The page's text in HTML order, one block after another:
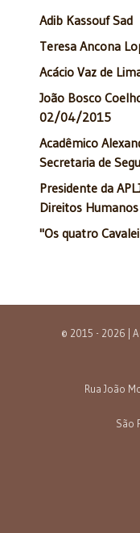
Adib Kassouf Sad
Teresa Ancona
Acácio Vaz de
João Bosco
02/04/2015
Acadêmico
Secretaria de
Presidente da
Direitos
"Os quatro
© 2015 - 2026 |
Rua João
São